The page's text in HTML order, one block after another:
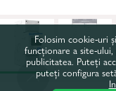
Folosim cookie-uri
funcționare a site-
publicitatea. Puteți
puteți configura